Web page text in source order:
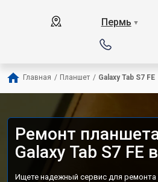
Пермь ▼
Главная / Планшет / Galaxy Tab S7 FE
Ремонт
Galaxy Tab S7 FE
Ищете надежный сервис для ремонта